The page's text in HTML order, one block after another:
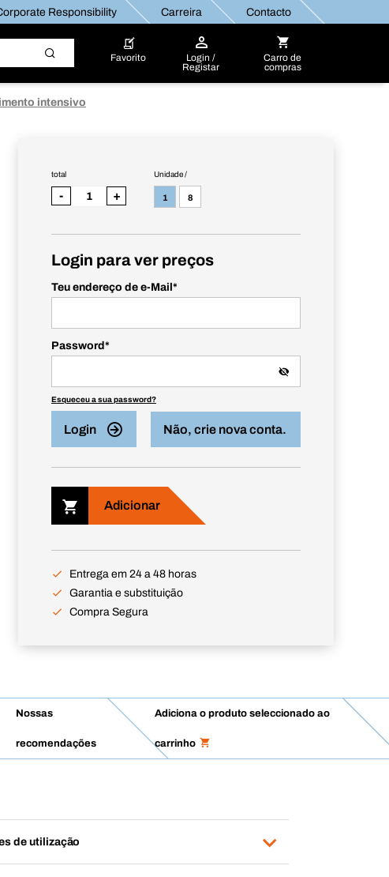
Responsibility Carreira Contacto
Favorito
Login /
Registar
Carro de
compras
intensivo
Unidade /
1 8
total
- +
Login para ver preços
Teu endereço de e-Mail *
Password *
Esqueceu a sua password?
Login Não, crie nova conta.
Adicionar
Entrega em 24 a 48 horas
Garantia e substituição
Compra Segura
Nossas
recomendações
Adiciona o produto seleccionado ao
carrinho
de utilização